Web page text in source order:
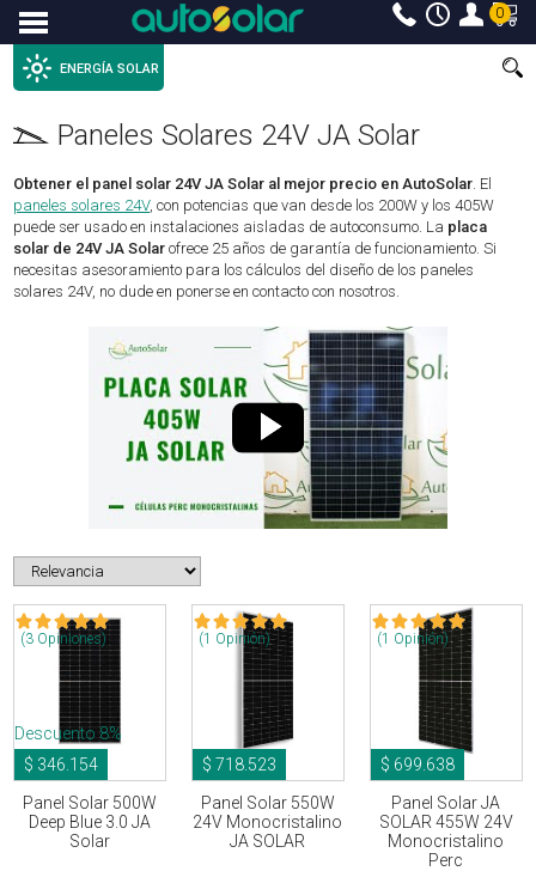
Menu 0
ENERGÍA SOLAR
Paneles Solares 24V JA Solar
Obtener el panel solar 24V JA Solar al mejor precio en AutoSolar. El
paneles solares 24V, con potencias que van desde los 200W y los 405W
puede ser usado en instalaciones aisladas de autoconsumo. La placa
solar de 24V JA Solar ofrece 25 años de garantía de funcionamiento. Si
necesitas asesoramiento para los cálculos del diseño de los paneles
solares 24V, no dude en ponerse en contacto con nosotros.
(3 Opiniones)
$ 346.154
Descuento 8%
Panel Solar 500W
Deep Blue 3.0 JA
Solar
(1 Opinión)
$ 718.523
Panel Solar 550W
24V Monocristalino
JA SOLAR
(1 Opinión)
$ 699.638
Panel Solar JA
SOLAR 455W 24V
Monocristalino
Perc